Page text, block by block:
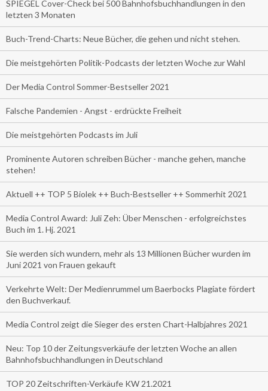
SPIEGEL Cover-Check bei 500 Bahnhofsbuchhandlungen in den
letzten 3 Monaten
Buch-Trend-Charts: Neue Bücher, die gehen und nicht stehen.
Die meistgehörten Politik-Podcasts der letzten Woche zur Wahl
Der Media Control Sommer-Bestseller 2021
Falsche Pandemien - Angst - erdrückte Freiheit
Die meistgehörten Podcasts im Juli
Prominente Autoren schreiben Bücher - manche gehen, manche
stehen!
Aktuell ++ TOP 5 Biolek ++ Buch-Bestseller ++ Sommerhit 2021
Media Control Award: Juli Zeh: Über Menschen - erfolgreichstes
Buch im 1. Hj. 2021
Sie werden sich wundern, mehr als 13 Millionen Bücher wurden im
Juni 2021 von Frauen gekauft
Verkehrte Welt: Der Medienrummel um Baerbocks Plagiate fördert
den Buchverkauf.
Media Control zeigt die Sieger des ersten Chart-Halbjahres 2021
Neu: Top 10 der Zeitungsverkäufe der letzten Woche an allen
Bahnhofsbuchhandlungen in Deutschland
TOP 20 Zeitschriften-Verkäufe KW 21.2021